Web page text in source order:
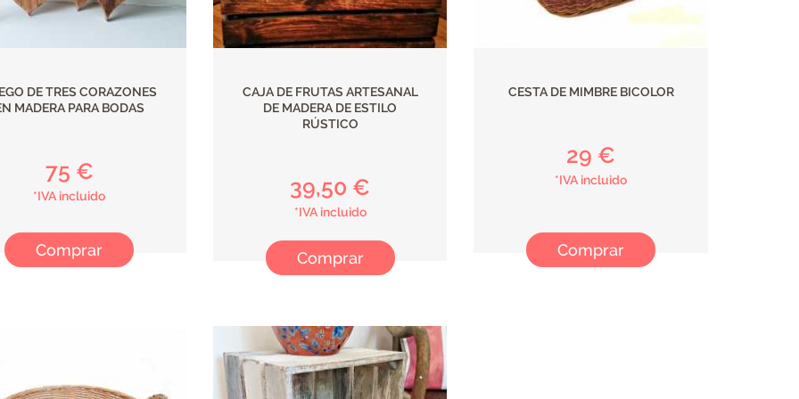
DE TRES CORAZONES
MADERA PARA BODAS
75 €
*IVA incluido
Comprar
CAJA DE FRUTAS ARTESANAL
DE MADERA DE ESTILO
RÚSTICO
39,50 €
*IVA incluido
Comprar
CESTA DE MIMBRE BICOLOR
29 €
*IVA incluido
Comprar